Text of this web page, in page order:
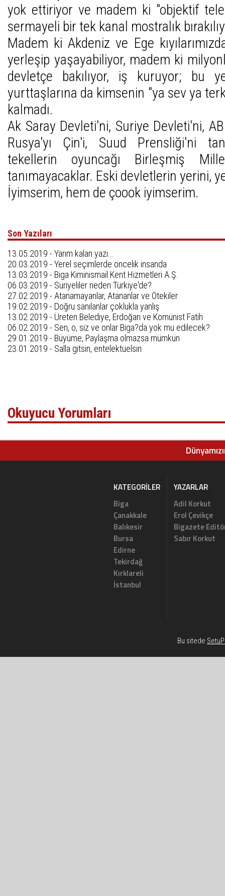
yok ettiriyor ve madem ki "objektif
sermayeli bir tek kanal mostralık
Madem ki Akdeniz ve Ege
yerleşip yaşayabiliyor, madem ki
devletçe bakılıyor, iş kuruyor; bu
yurttaşlarına da kimsenin "ya sev ya
kalmadı.
Ak Saray Devleti'ni, Suriye Devleti'ni,
Rusya'yı Çin'i, Suud Prensliği'ni
tekellerin oyuncağı Birleşmiş
tanımayacaklar. Eski devletlerin yerini,
İyimserim, hem de çoook iyimserim.
Son Yazıları
13.05.2019 - Yarım kalan yazı...
20.03.2019 - Yerel seçimlerde öncelik insanda
13.03.2019 - Biga Kiminismail Kent Hizmetleri A.Ş.
06.03.2019 - Suriyeliler neden Türkiye'de?
27.02.2019 - Atanamayanlar, Atananlar ve Ötekiler
19.02.2019 - Doğru sanılanlar çoklukla yanlış
13.02.2019 - Üreten Belediye, Erdoğan ve Komünist Fatih
06.02.2019 - Sen, o, siz ve onlar Biga?da yok mu edilecek?
29.01.2019 - Büyüme, Paylaşma olmazsa mümkün
23.01.2019 - Salla gitsin, entelektüelsin
Okuyucu Yorumları
KATEGORILER
Biga
Çanakkale
Balıkesir
Bursa
Edirne
Tekirdağ
Kırklareli
İstanbul
YAZARLAR
Adil Korkut
Erol Çevikçe
Bigazete
Sabır Korkut
Bu sitede SetuP